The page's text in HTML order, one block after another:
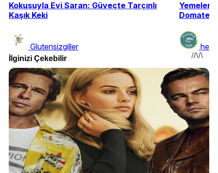
Kokusuyla Evi Saran: Güveçte Tarçınlı
Kaşık Keki
Glutensizgiller
Domates